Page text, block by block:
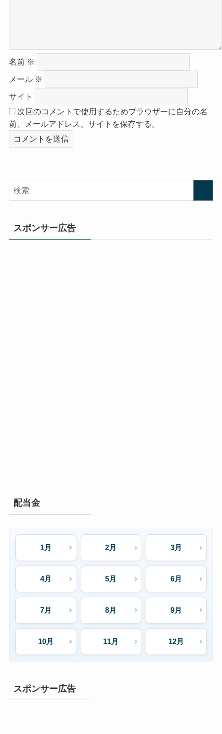
名前 ※
メール ※
サイト
次回のコメントで使用するためブラウザーに自分の名
前、メールアドレス、サイトを保存する。
スポンサー広告
配当金
1月 2月 3月
4月 5月 6月
7月 8月 9月
10月 11月 12月
スポンサー広告